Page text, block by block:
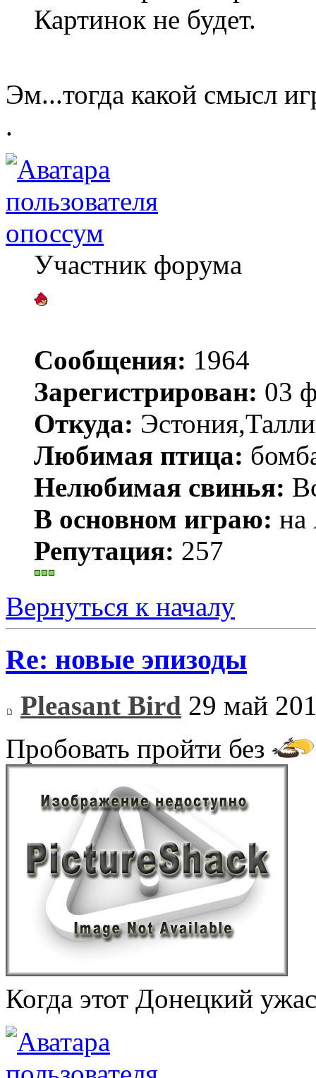
Картинок не будет.
Эм...тогда какой смысл
.
опоссум
Участник форума
Сообщения: 1964
Зарегистрирован: 03
Откуда:
Любимая птица:
Нелюбимая свинья:
В основном играю: на
Репутация: 257
Вернуться к началу
Re: новые эпизоды
Pleasant Bird 29 май
Пробовать пройти без
Когда этот Донецкий